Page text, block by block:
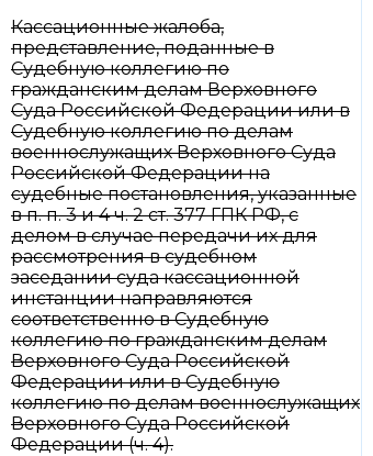
Кассационные жалоба,
представление, поданные в
Судебную коллегию по
гражданским делам Верховного
Суда Российской Федерации или в
Судебную коллегию по делам
военнослужащих Верховного Суда
Российской Федерации на
судебные постановления, указанные
в п. п. 3 и 4 ч. 2 ст. 377 ГПК РФ, с
делом в случае передачи их для
рассмотрения в судебном
заседании суда кассационной
инстанции направляются
соответственно в Судебную
коллегию по гражданским делам
Верховного Суда Российской
Федерации или в Судебную
коллегию по делам военнослужащих
Верховного Суда Российской
Федерации (ч. 4).